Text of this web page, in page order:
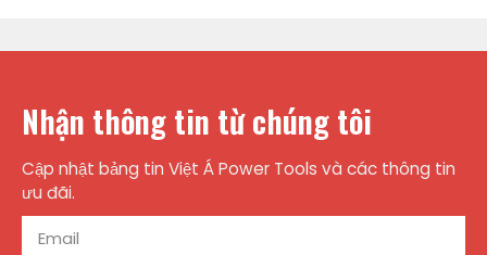
Nhận thông tin từ chúng tôi
Cập nhật bảng tin Việt Á Power Tools và các thông tin
ưu đãi.